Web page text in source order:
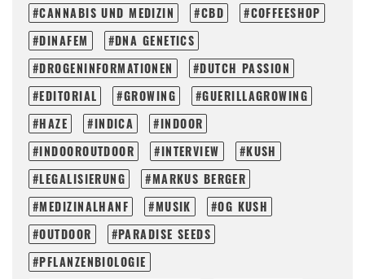
CANNABIS UND MEDIZIN
CBD
COFFEESHOP
DINAFEM
DNA GENETICS
DROGENINFORMATIONEN
DUTCH PASSION
EDITORIAL
GROWING
GUERILLAGROWING
HAZE
INDICA
INDOOR
INDOOROUTDOOR
INTERVIEW
KUSH
LEGALISIERUNG
MARKUS BERGER
MEDIZINALHANF
MUSIK
OG KUSH
OUTDOOR
PARADISE SEEDS
PFLANZENBIOLOGIE